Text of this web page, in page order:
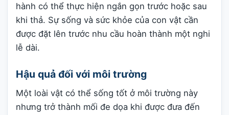
hành có thể thực hiện ngắn gọn trước hoặc sau
khi thả. Sự sống và sức khỏe của con vật cần
được đặt lên trước nhu cầu hoàn thành một nghi
lễ dài.
Hậu quả đối với môi trường
Một loài vật có thể sống tốt ở môi trường này
nhưng trở thành mối đe dọa khi được đưa đến